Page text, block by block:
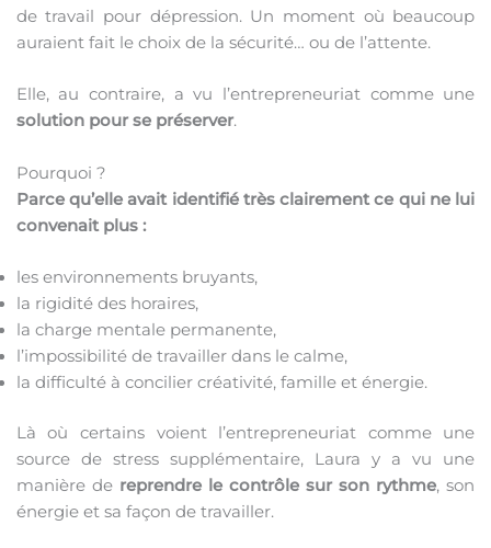
de travail pour dépression. Un moment où beaucoup
auraient fait le choix de la sécurité… ou de l’attente.
Elle, au contraire, a vu l’entrepreneuriat comme une
solution pour se préserver.
Pourquoi ?
Parce qu’elle avait identifié très clairement ce qui ne lui
convenait plus :
les environnements bruyants,
la rigidité des horaires,
la charge mentale permanente,
l’impossibilité de travailler dans le calme,
la difficulté à concilier créativité, famille et énergie.
Là où certains voient l’entrepreneuriat comme une
source de stress supplémentaire, Laura y a vu une
manière de reprendre le contrôle sur son rythme, son
énergie et sa façon de travailler.